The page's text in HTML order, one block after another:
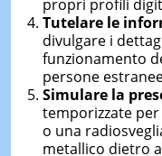
propri profili
Tutelare le
divulgare i
funzionamento
persone
Simulare la
temporizzate
o una
metallico dietro